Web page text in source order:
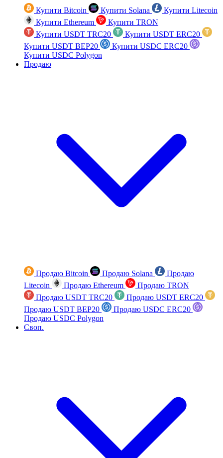
Купити Bitcoin Купити Solana
Купити Litecoin
Купити Ethereum
Купити TRON
Купити USDT TRC20
Купити USDT ERC20
Купити USDT BEP20
Купити USDC ERC20
Купити USDC Polygon
Продаю
Продаю Bitcoin Продаю Solana
Продаю
Litecoin
Продаю Ethereum
Продаю TRON
Продаю USDT TRC20
Продаю USDT ERC20
Продаю USDT BEP20
Продаю USDC ERC20
Продаю USDC Polygon
Своп.